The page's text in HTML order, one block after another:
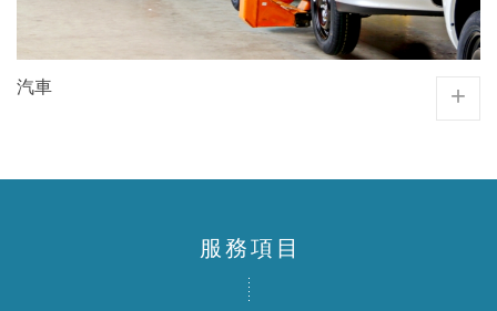
汽車 +
服務項目